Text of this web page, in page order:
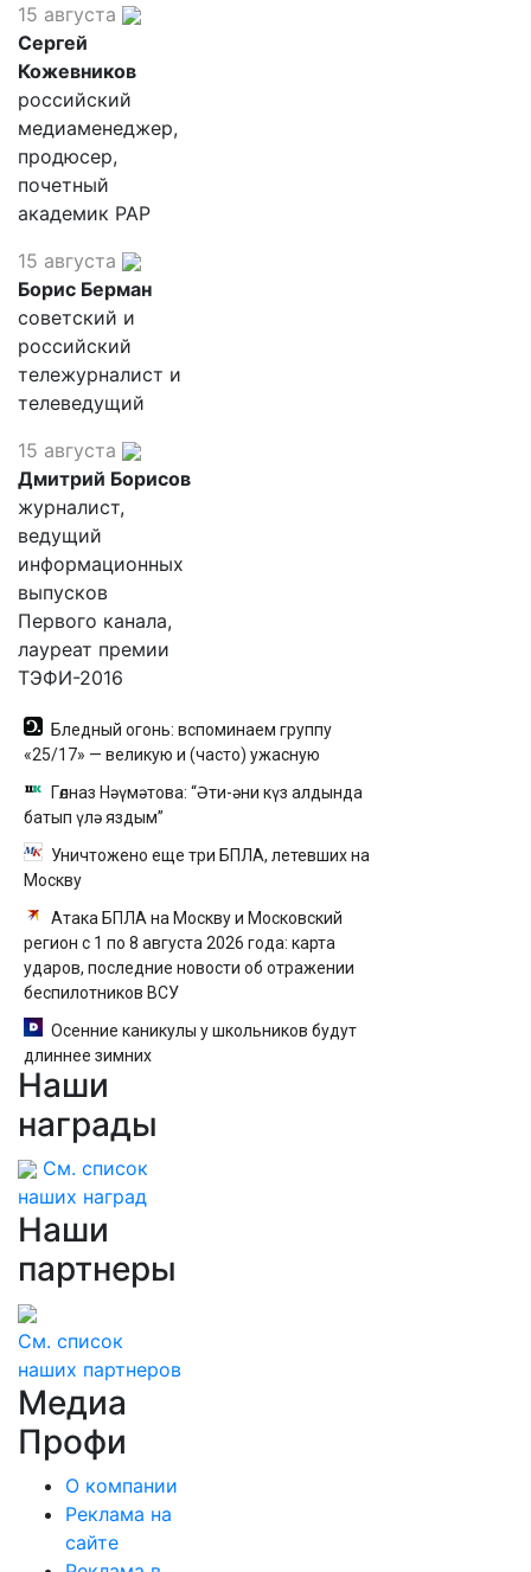
15 августа
Сергей
Кожевников
российский
медиаменеджер,
продюсер,
почетный
академик РАР
15 августа
Борис Берман
советский и
российский
тележурналист и
телеведущий
15 августа
Дмитрий Борисов
журналист,
ведущий
информационных
выпусков
Первого канала,
лауреат премии
ТЭФИ-2016
Бледный огонь: вспоминаем группу
«25/17» — великую и (часто) ужасную
Гөлназ Нәүмәтова: “Әти-әни күз алдында
батып үлә яздым”
Уничтожено еще три БПЛА, летевших на
Москву
Атака БПЛА на Москву и Московский
регион с 1 по 8 августа 2026 года: карта
ударов, последние новости об отражении
беспилотников ВСУ
Осенние каникулы у школьников будут
длиннее зимних
Наши
награды
См. список
наших наград
Наши
партнеры
См. список
наших партнеров
Медиа
Профи
О компании
Реклама на
сайте